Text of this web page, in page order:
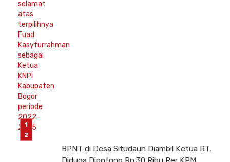
BPNT di Desa Situdaun Diambil Ketua RT,